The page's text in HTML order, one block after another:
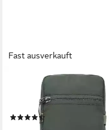
Fast ausverkauft
FJÄLLRÄVEN
Schultertasche High Coast,
Polyamid